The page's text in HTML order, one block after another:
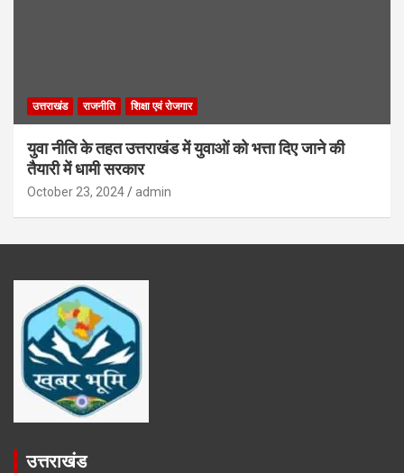
उत्तराखंड राजनीति शिक्षा एवं रोजगार
युवा नीति के तहत उत्तराखंड में युवाओं को भत्ता दिए जाने की
तैयारी में धामी सरकार
October 23, 2024 admin
उत्तराखंड